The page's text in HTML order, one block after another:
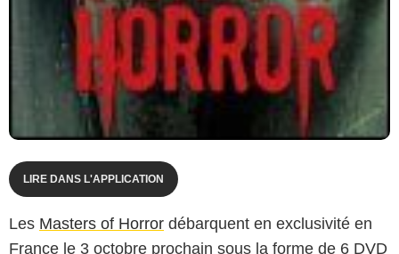
LIRE DANS L'APPLICATION
Les Masters of Horror débarquent en exclusivité en
France le 3 octobre prochain sous la forme de 6 DVD